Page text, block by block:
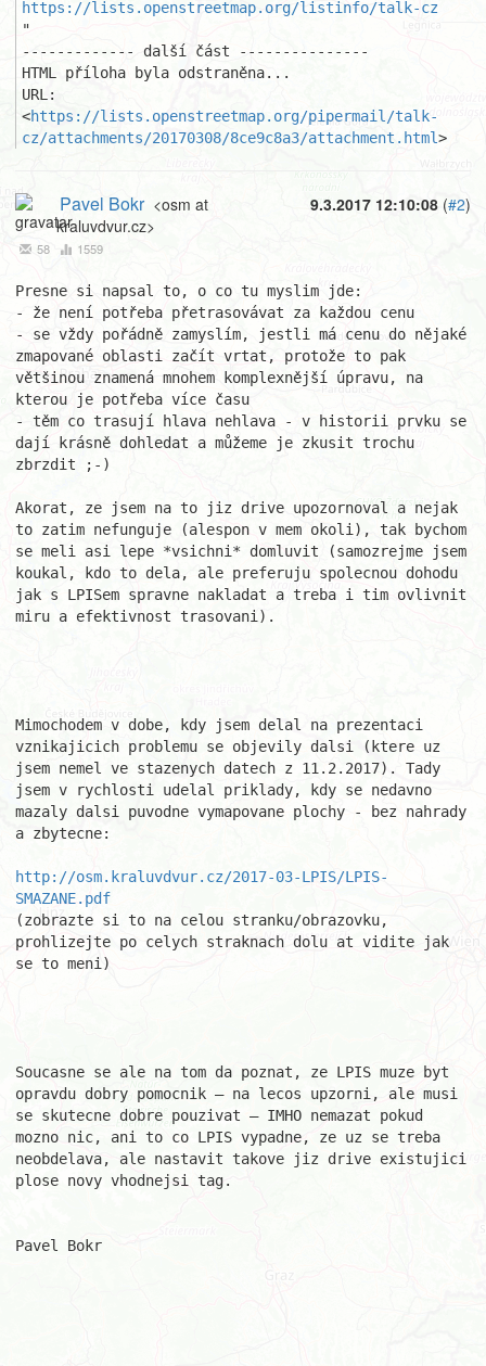
https://lists.openstreetmap.org/listinfo/talk-cz
"
------------- další část ---------------
HTML příloha byla odstraněna...
URL:
<https://lists.openstreetmap.org/pipermail/talk-
cz/attachments/20170308/8ce9c8a3/attachment.html>
9.3.2017 12:10:08 (#2)
Pavel Bokr <osm at
kraluvdvur.cz>
58 1559
Presne si napsal to, o co tu myslim jde:
- že není potřeba přetrasovávat za každou cenu
- se vždy pořádně zamyslím, jestli má cenu do nějaké
zmapované oblasti začít vrtat, protože to pak
většinou znamená mnohem komplexnější úpravu, na
kterou je potřeba více času
- těm co trasují hlava nehlava - v historii prvku se
dají krásně dohledat a můžeme je zkusit trochu
zbrzdit ;-)
Akorat, ze jsem na to jiz drive upozornoval a nejak
to zatim nefunguje (alespon v mem okoli), tak bychom
se meli asi lepe *vsichni* domluvit (samozrejme jsem
koukal, kdo to dela, ale preferuju spolecnou dohodu
jak s LPISem spravne nakladat a treba i tim ovlivnit
miru a efektivnost trasovani).
Mimochodem v dobe, kdy jsem delal na prezentaci
vznikajicich problemu se objevily dalsi (ktere uz
jsem nemel ve stazenych datech z 11.2.2017). Tady
jsem v rychlosti udelal priklady, kdy se nedavno
mazaly dalsi puvodne vymapovane plochy - bez nahrady
a zbytecne:
http://osm.kraluvdvur.cz/2017-03-LPIS/LPIS-
SMAZANE.pdf
(zobrazte si to na celou stranku/obrazovku,
prohlizejte po celych straknach dolu at vidite jak
se to meni)
Soucasne se ale na tom da poznat, ze LPIS muze byt
opravdu dobry pomocnik – na lecos upzorni, ale musi
se skutecne dobre pouzivat – IMHO nemazat pokud
mozno nic, ani to co LPIS vypadne, ze uz se treba
neobdelava, ale nastavit takove jiz drive existujici
plose novy vhodnejsi tag.
Pavel Bokr